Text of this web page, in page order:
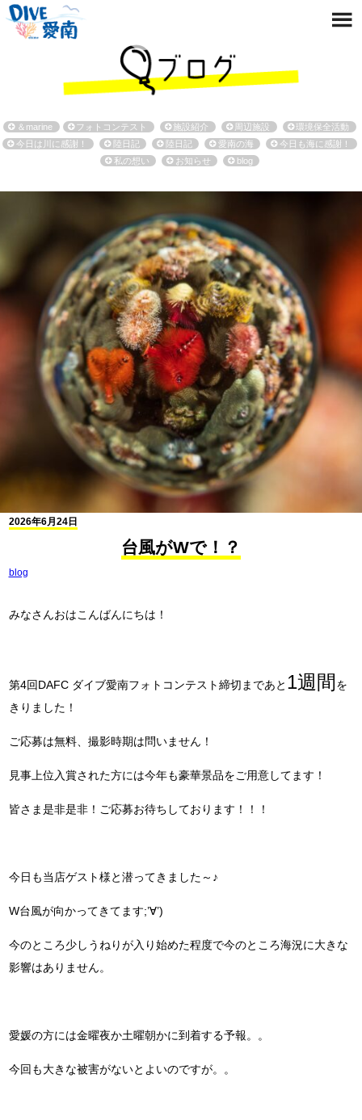
＆marine フォトコンテスト 施設紹介 周辺施設
環境保全活動
今日は川に感謝！
陸日記 陸日記 愛南の海
今日も海に感謝！
私の想い
お知らせ blog
2026年6月24日
台風がWで！？
blog
みなさんおはこんばんにちは！
第4回DAFC ダイブ愛南フォトコンテスト締切まであと 1週間 を
きりました！
ご応募は無料、撮影時期は問いません！
見事上位入賞された方には今年も豪華景品をご用意してます！
皆さま是非是非！ご応募お待ちしております！！！
今日も当店ゲスト様と潜ってきました～♪
W台風が向かってきてます;’∀’)
今のところ少しうねりが入り始めた程度で今のところ海況に大きな
影響はありません。
愛媛の方には金曜夜か土曜朝かに到着する予報。。
今回も大きな被害がないとよいのですが。。